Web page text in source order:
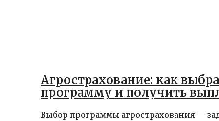
Агрострахование: как
программу и получить
Выбор программы агрострахования —